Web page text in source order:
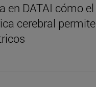
en DATAI cómo el
cerebral permite